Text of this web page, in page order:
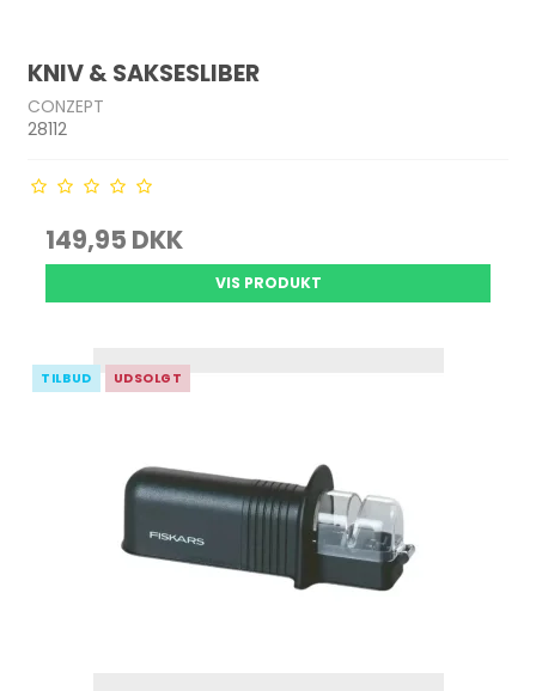
KNIV & SAKSESLIBER
CONZEPT
28112
149,95 DKK
VIS PRODUKT
TILBUD UDSOLGT